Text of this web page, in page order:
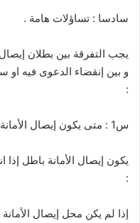
سادسا : تساؤلات هامة .
يجب التفرقة بين بطلان
و بين إنقضاء الدعوى فيه او
:
س1 : متى يكون إيصال الأمانة باطل ؟
يكون إيصال الأمانة باطل إذا
:
إذا لم يكن محل إيصال